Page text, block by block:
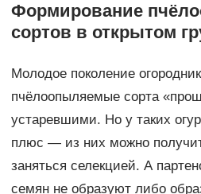
Формирование
сортов в открытом
Молодое поколение
пчёлоопыляемые сорта
устаревшими. Но у таких
плюс — из них можно
заняться селекцией. А
семян не образуют либо